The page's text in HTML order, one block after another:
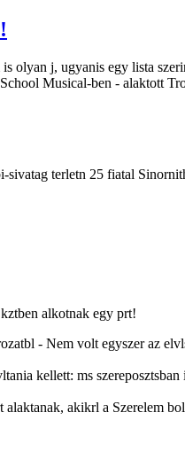
j, ugyanis egy lista
Musical-ben - alaktott
terletn 25 fiatal
alkotnak egy prt!
- Nem volt egyszer az
kellett: ms
akikrl a Szerelem